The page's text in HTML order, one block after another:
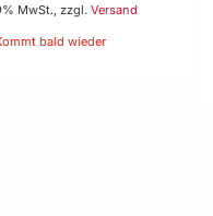
MwSt., zzgl.Versand
bald wieder